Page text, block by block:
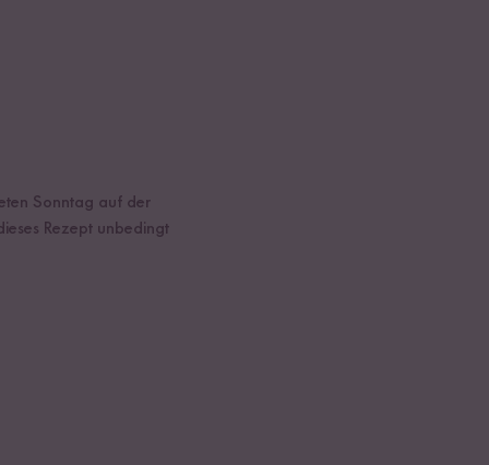
Sonntag auf der
Rezept unbedingt